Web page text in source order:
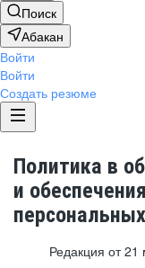
Поиск
Абакан
Войти
Войти
Создать резюме
Политика в
и
Редакция от